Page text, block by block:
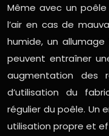
Même avec un
l’air en cas de
humide, un
peuvent entraîner
augmentation des
d’utilisation du
régulier du poêle. Un
utilisation propre et